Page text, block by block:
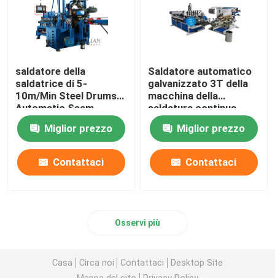
saldatore della
saldatrice di 5-
10m/Min Steel Drums
Automatic Seam
Miglior prezzo
Contattaci
Saldatore automatico
galvanizzato 3T della
macchina della
saldatura continua
della lamiera di acciaio
Miglior prezzo
Contattaci
Osservi più
Casa Circa noi Contattaci
Desktop Site